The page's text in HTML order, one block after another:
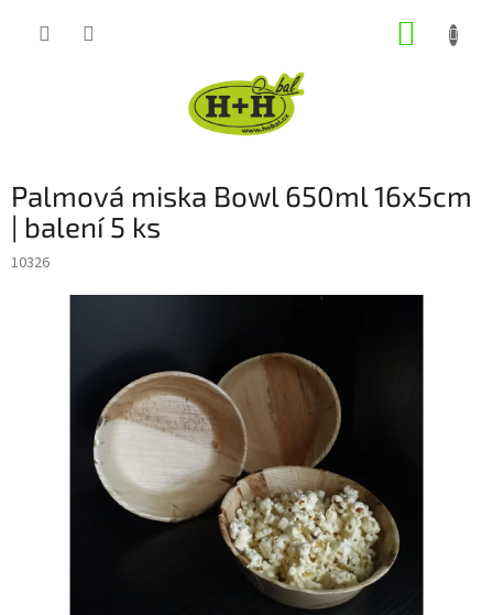
Palmová miska Bowl 650ml 16x5cm
| balení 5 ks
10326